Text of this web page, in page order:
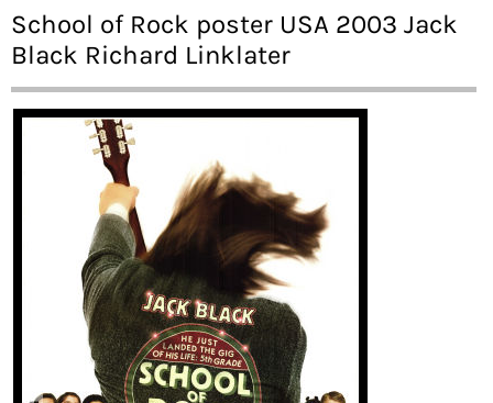
School of Rock poster USA 2003 Jack
Black Richard Linklater